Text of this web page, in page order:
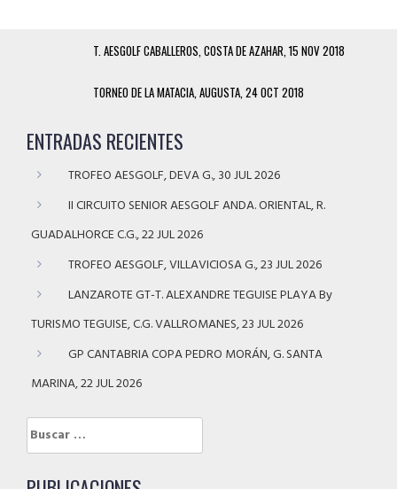
T. AESGOLF CABALLEROS, COSTA DE AZAHAR, 15 NOV 2018
TORNEO DE LA MATACIA, AUGUSTA, 24 OCT 2018
ENTRADAS RECIENTES
TROFEO AESGOLF, DEVA G., 30 JUL 2026
II CIRCUITO SENIOR AESGOLF ANDA. ORIENTAL, R.
GUADALHORCE C.G., 22 JUL 2026
TROFEO AESGOLF, VILLAVICIOSA G., 23 JUL 2026
LANZAROTE GT-T. ALEXANDRE TEGUISE PLAYA By
TURISMO TEGUISE, C.G. VALLROMANES, 23 JUL 2026
GP CANTABRIA COPA PEDRO MORÁN, G. SANTA
MARINA, 22 JUL 2026
Buscar: